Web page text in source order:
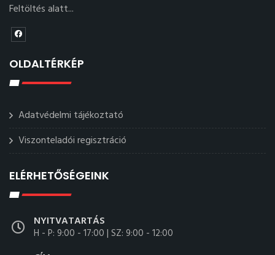
Feltöltés alatt...
OLDALTÉRKÉP
Adatvédelmi tájékoztató
Viszonteladói regisztráció
ELÉRHETŐSÉGEINK
NYITVATARTÁS
H - P: 9:00 - 17:00 | SZ: 9:00 - 12:00